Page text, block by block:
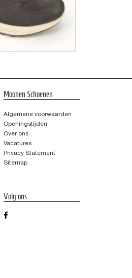
Moonen Schoenen
Algemene voorwaarden
Openingstijden
Over ons
Vacatures
Privacy Statement
Sitemap
Volg ons